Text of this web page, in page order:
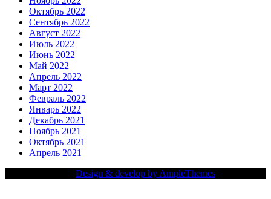
Октябрь 2022
Сентябрь 2022
Август 2022
Июль 2022
Июнь 2022
Май 2022
Апрель 2022
Март 2022
Февраль 2022
Январь 2022
Декабрь 2021
Ноябрь 2021
Октябрь 2021
Апрель 2021
Design & develop by AmpleThemes